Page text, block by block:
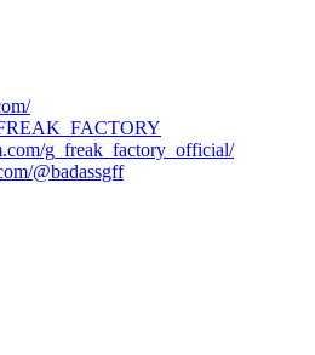
g_freak_factory_official/
@badassgff